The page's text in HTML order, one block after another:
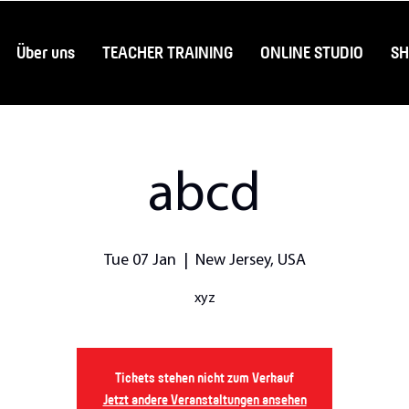
Über uns TEACHER TRAINING ONLINE STUDIO
abcd
Tue 07 Jan New Jersey, USA
xyz
Tickets stehen nicht zum Verkauf
Jetzt andere Veranstaltungen ansehen